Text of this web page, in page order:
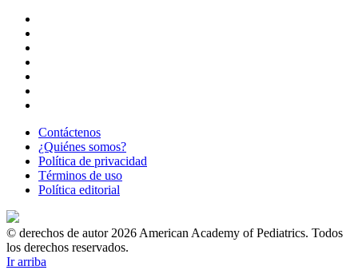
Contáctenos
¿Quiénes somos?
Política de privacidad
Términos de uso
Política editorial
© derechos de autor 2026 American Academy of Pediatrics. Todos
los derechos reservados.
Ir arriba